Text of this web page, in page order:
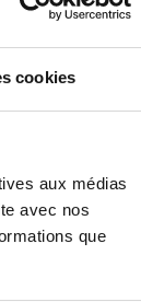
cookies
aux médias
avec nos
que
et assurant
à l'utilisation
traiter
Une plus
de résistance
qualité de